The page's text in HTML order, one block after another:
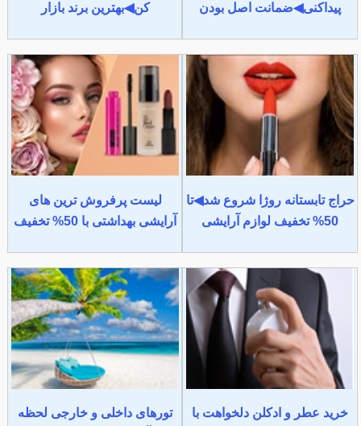
پیداکنی◀ضمانت اصل بودن
کن◀بهترین برند بازار
حراج تابستانه روژا شروع شد◀تا
50% تخفیف لوازم آرایشی
لیست پرفروش ترین های
آرایشی بهداشتی با 50% تخفیف
خرید عطر و ادکلن دلخواهت با
تورهای داخلی و خارجی لحظه